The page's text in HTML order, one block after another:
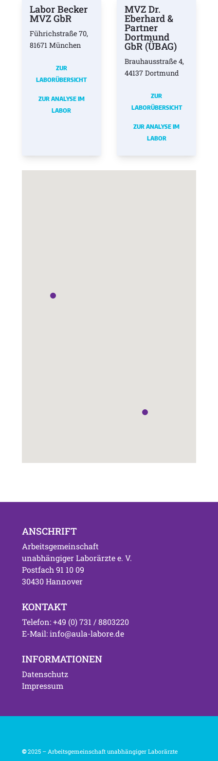
Labor Becker
MVZ GbR
Führichstraße 70,
81671 München
ZUR
LABORÜBERSICHT
ZUR ANALYSE IM
LABOR
MVZ Dr.
Eberhard &
Partner
Dortmund
GbR (ÜBAG)
Brauhausstraße 4,
44137 Dortmund
ZUR
LABORÜBERSICHT
ZUR ANALYSE IM
LABOR
ANSCHRIFT
Arbeitsgemeinschaft
unabhängiger Laborärzte e. V.
Postfach 91 10 09
30430 Hannover
KONTAKT
Telefon: +49 (0) 731 / 8803220
E-Mail: info@aula-labore.de
INFORMATIONEN
Datenschutz
Impressum
©2025 – Arbeitsgemeinschaft unabhängiger Laborärzte